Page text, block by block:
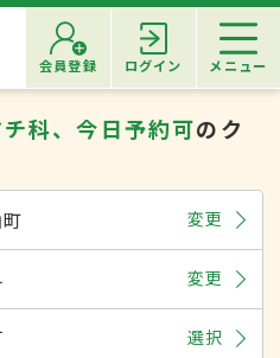
会員登録 ログイン メニュー
科、今日予約可のク
変更
変更
選択